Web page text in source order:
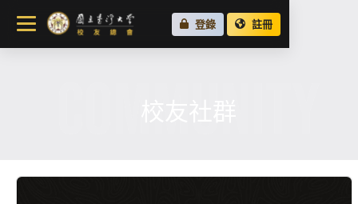
關於總會
最新消息
登錄 註冊